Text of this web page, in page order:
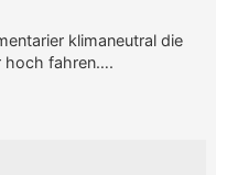
klimaneutral die
hoch fahren….